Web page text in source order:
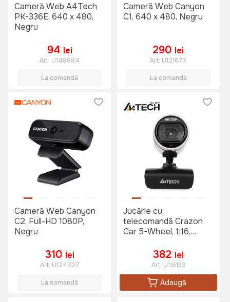
Cameră Web A4Tech
PK-336E, 640 x 480,
Negru
94 lei
Art: U148884
La comandă
Cameră Web Canyon
C1, 640 x 480, Negru
290 lei
Art: U121673
La comandă
Cameră Web Canyon
C2, Full-HD 1080P,
Negru
310 lei
Art: U124827
La comandă
Jucărie cu
telecomandă Crazon
Car 5-Wheel, 1:16,
WL21161/333-
WL22161)
382 lei
Art: U116133
Adaugă